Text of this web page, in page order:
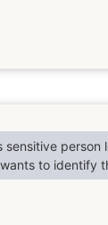
sensitive person
to identify